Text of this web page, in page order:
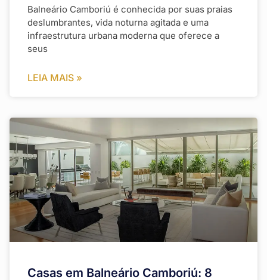
Balneário Camboriú é conhecida por suas praias
deslumbrantes, vida noturna agitada e uma
infraestrutura urbana moderna que oferece a
seus
LEIA MAIS »
Casas em Balneário Camboriú: 8